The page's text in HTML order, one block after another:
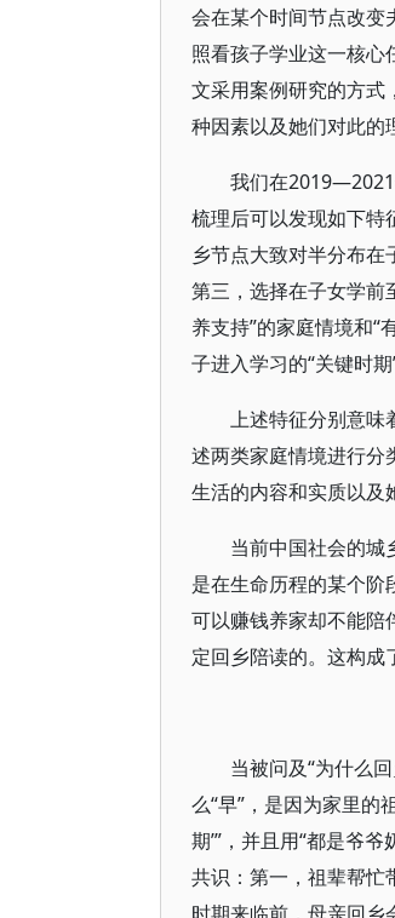
会在某个时间节点改变
照看孩子学业这一核心
文采用案例研究的方式
种因素以及她们对此的
我们在2019—2021
梳理后可以发现如下特
乡节点大致对半分布在
第三，选择在子女学前
养支持”的家庭情境和
子进入学习的“关键时
上述特征分别意味
述两类家庭情境进行分
生活的内容和实质以及
当前中国社会的城
是在生命历程的某个
可以赚钱养家却不能陪
定回乡陪读的。这构成
当被问及“为什么
么“早”，是因为家里的
期’”，并且用“都是爷
共识：第一，祖辈帮忙